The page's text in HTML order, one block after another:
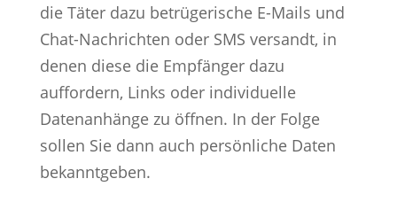
die Täter dazu betrügerische E-Mails und
Chat-Nachrichten oder SMS versandt, in
denen diese die Empfänger dazu
auffordern, Links oder individuelle
Datenanhänge zu öffnen. In der Folge
sollen Sie dann auch persönliche Daten
bekanntgeben.